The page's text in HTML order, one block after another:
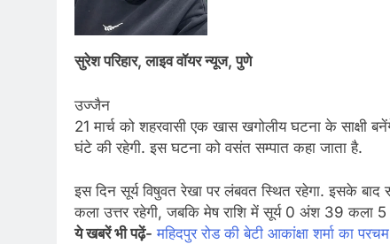
सुरेश परिहार, लाइव वॉयर न्यूज, पुणे
उज्जैन
21 मार्च को शहरवासी एक खास खगोलीय घटना के साक्षी
घंटे की रहेगी. इस घटना को वसंत सम्पात कहा जाता है.
इस दिन सूर्य विषुवत रेखा पर लंबवत स्थित रहेगा. इसके बाद
कला उत्तर रहेगी, जबकि मेष राशि में सूर्य 0 अंश 39 कला 5
ये खबरें भी पढ़ें- महिदपुर रोड की बेटी आकांक्षा शर्मा का परचम